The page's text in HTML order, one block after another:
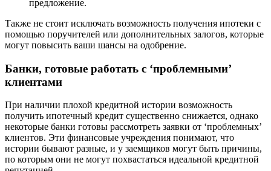
предложение.
Также не стоит исключать возможность получения ипотеки с
помощью поручителей или дополнительных залогов, которые
могут повысить ваши шансы на одобрение.
Банки, готовые работать с ‘проблемными’
клиентами
При наличии плохой кредитной истории возможность
получить ипотечный кредит существенно снижается, однако
некоторые банки готовы рассмотреть заявки от ‘проблемных’
клиентов. Эти финансовые учреждения понимают, что
истории бывают разные, и у заемщиков могут быть причины,
по которым они не могут похвастаться идеальной кредитной